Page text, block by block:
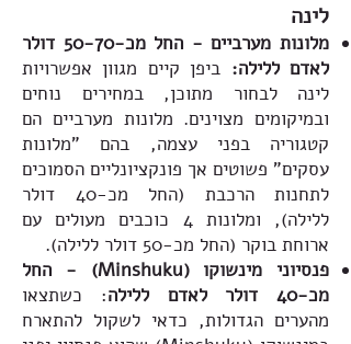
לינה
מלונות מערביים - החל מכ-50-70 דולר
לאדם ללילה: ביפן קיים מגוון אפשרויות
לינה לבחור מתוכן, במחירים נוחים
ובמיקומים מצוינים. מלונות מערביים הם
קטגוריה בפני עצמה, בהם "מלונות
עסקים" פשוטים אך פונקציונליים הסמוכים
לתחנות הרכבת (החל מכ-40 דולר
ללילה), ומלונות 4 כוכבים מעולים עם
ארוחת בוקר (החל מכ-50 דולר ללילה).
פנסיוני מינשוקו (Minshuku) - החל
מכ-40 דולר לאדם ללילה
: כשתצאו
מהערים הגדולות, כדאי לשקול להתארח